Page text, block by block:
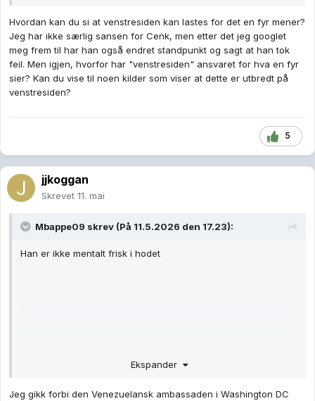
Hvordan kan du si at venstresiden kan lastes for det en fyr mener?
Jeg har ikke særlig sansen for Cenk, men etter det jeg googlet
meg frem til har han også endret standpunkt og sagt at han tok
feil. Men igjen, hvorfor har "venstresiden" ansvaret for hva en fyr
sier? Kan du vise til noen kilder som viser at dette er utbredt på
venstresiden?
5
jjkoggan
Skrevet 11. mai
Mbappe09 skrev (På 11.5.2026 den 17.23):
Han er ikke mentalt frisk i hodet
Ekspander
Jeg gikk forbi den Venezuelansk ambassaden i Washington DC